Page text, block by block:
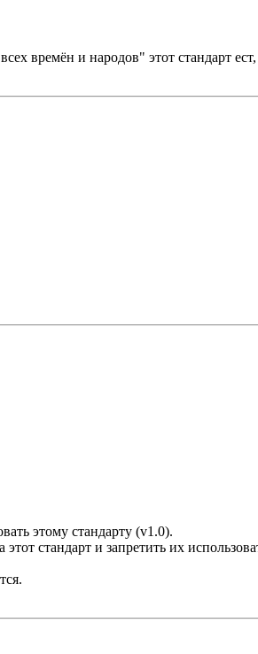
времён и народов" этот стандарт
этому стандарту (v1.0).
стандарт и запретить их